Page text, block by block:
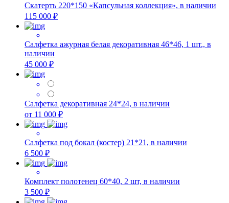
Скатерть 220*150 «Капсульная коллекция», в наличии
115 000 ₽
Салфетка ажурная белая декоративная 46*46, 1 шт., в
наличии
45 000 ₽
Салфетка декоративная 24*24, в наличии
от 11 000 ₽
Салфетка под бокал (костер) 21*21, в наличии
6 500 ₽
Комплект полотенец 60*40, 2 шт, в наличии
3 500 ₽